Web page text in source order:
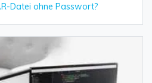
Datei ohne Passwort?